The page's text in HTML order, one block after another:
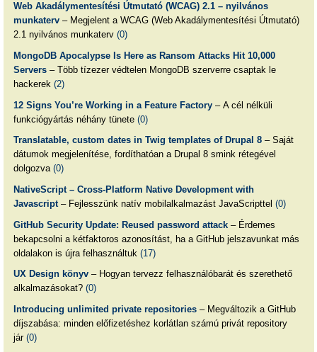
Web Akadálymentesítési Útmutató (WCAG) 2.1 – nyilvános
munkaterv– Megjelent a WCAG (Web Akadálymentesítési Útmutató)
2.1 nyilvános munkaterv (0)
MongoDB Apocalypse Is Here as Ransom Attacks Hit 10,000
Servers– Több tízezer védtelen MongoDB szerverre csaptak le
hackerek (2)
12 Signs You’re Working in a Feature Factory– A cél nélküli
funkciógyártás néhány tünete (0)
Translatable, custom dates in Twig templates of Drupal 8– Saját
dátumok megjelenítése, fordíthatóan a Drupal 8 smink rétegével
dolgozva (0)
NativeScript – Cross-Platform Native Development with
Javascript– Fejlesszünk natív mobilalkalmazást JavaScripttel (0)
GitHub Security Update: Reused password attack– Érdemes
bekapcsolni a kétfaktoros azonosítást, ha a GitHub jelszavunkat más
oldalakon is újra felhasználtuk (17)
UX Design könyv– Hogyan tervezz felhasználóbarát és szerethető
alkalmazásokat? (0)
Introducing unlimited private repositories– Megváltozik a GitHub
díjszabása: minden előfizetéshez korlátlan számú privát repository
jár (0)